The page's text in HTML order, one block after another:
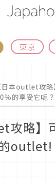
東京
日本outlet攻
的享受它呢？
攻略】
outlet!